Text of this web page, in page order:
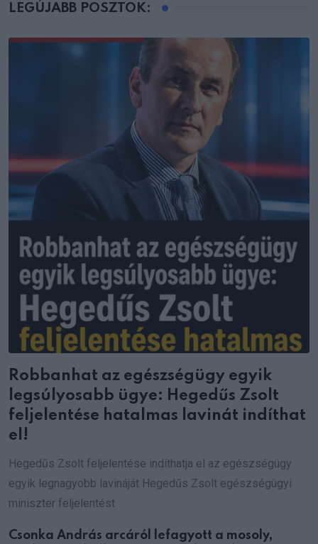
LEGÚJABB POSZTOK:
Robbanhat az egészségügy egyik
legsúlyosabb ügye: Hegedűs Zsolt
feljelentése hatalmas lavinát indíthat
el!
Hegedűs Zsolt feljelentése indíthatja el az egészségügy
egyik legnagyobb lavináját Hegedűs Zsolt egészségügyi
miniszter feljelentést
Csonka András arcáról lefagyott a mosoly,